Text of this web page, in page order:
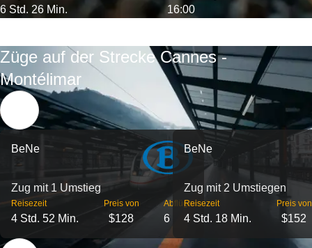
6 Std. 26 Min. 16:00
Züge auf der Strecke Cannes -
Montélimar
BeNe
Zug mit 1 Umstieg
Reisezeit
4 Std. 52 Min.
Preis von
$128
Abflüge
6
BeNe
Zug mit 2 Umstiegen
Reisezeit
4 Std. 18 Min.
Preis von
$152